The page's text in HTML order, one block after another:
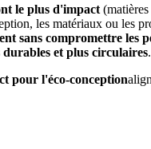
le plus d'impact
les matériaux ou les
sans compromettre les
et plus circulaires.
pour l'éco-conception